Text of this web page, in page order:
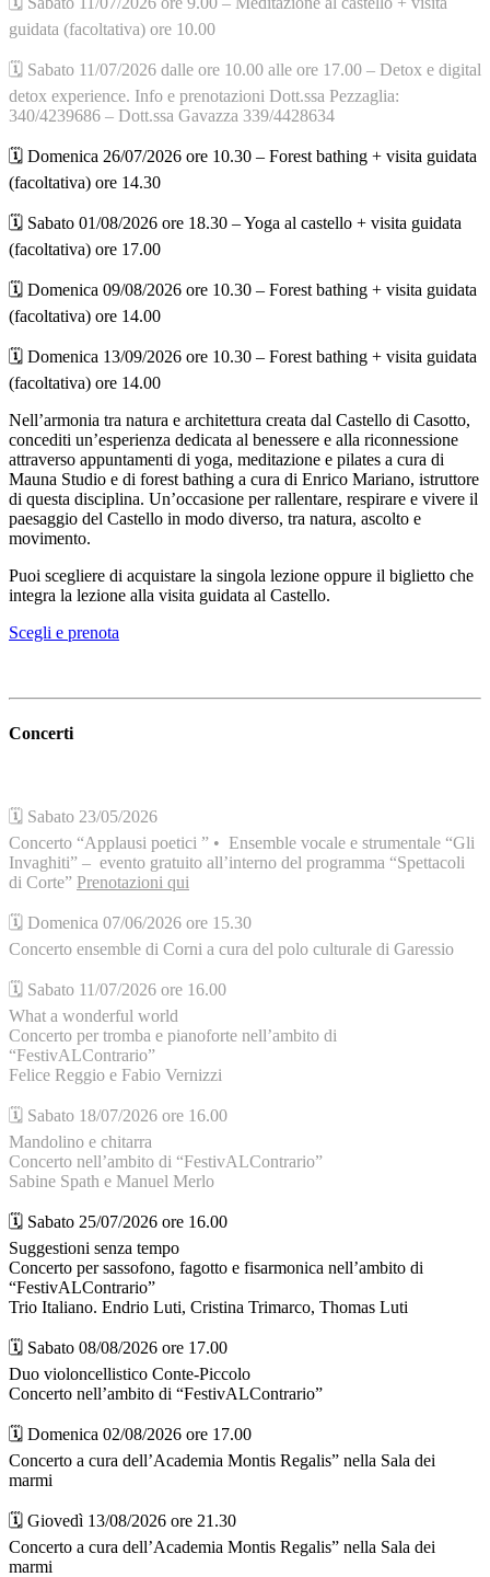
guidata (facoltativa) ore 10.00
🗓️ Sabato 11/07/2026 dalle ore 10.00 alle ore 17.00 – Detox e digital
detox experience. Info e prenotazioni Dott.ssa Pezzaglia:
340/4239686 – Dott.ssa Gavazza 339/4428634
🗓️ Domenica 26/07/2026 ore 10.30 – Forest bathing + visita guidata
(facoltativa) ore 14.30
🗓️ Sabato 01/08/2026 ore 18.30 – Yoga al castello + visita guidata
(facoltativa) ore 17.00
🗓️ Domenica 09/08/2026 ore 10.30 – Forest bathing + visita guidata
(facoltativa) ore 14.00
🗓️ Domenica 13/09/2026 ore 10.30 – Forest bathing + visita guidata
(facoltativa) ore 14.00
Nell’armonia tra natura e architettura creata dal Castello di Casotto,
concediti un’esperienza dedicata al benessere e alla riconnessione
attraverso appuntamenti di yoga, meditazione e pilates a cura di
Mauna Studio e di forest bathing a cura di Enrico Mariano, istruttore
di questa disciplina. Un’occasione per rallentare, respirare e vivere il
paesaggio del Castello in modo diverso, tra natura, ascolto e
movimento.
Puoi scegliere di acquistare la singola lezione oppure il biglietto che
integra la lezione alla visita guidata al Castello.
Scegli e prenota
Concerti
🗓️ Sabato 23/05/2026
Concerto “Applausi poetici ” • Ensemble vocale e strumentale “Gli
Invaghiti” – evento gratuito all’interno del programma “Spettacoli
di Corte” Prenotazioni qui
🗓️ Domenica 07/06/2026 ore 15.30
Concerto ensemble di Corni a cura del polo culturale di Garessio
🗓️ Sabato 11/07/2026 ore 16.00
What a wonderful world
Concerto per tromba e pianoforte nell’ambito di
“FestivALContrario”
Felice Reggio e Fabio Vernizzi
🗓️ Sabato 18/07/2026 ore 16.00
Mandolino e chitarra
Concerto nell’ambito di “FestivALContrario”
Sabine Spath e Manuel Merlo
🗓️ Sabato 25/07/2026 ore 16.00
Suggestioni senza tempo
Concerto per sassofono, fagotto e fisarmonica nell’ambito di
“FestivALContrario”
Trio Italiano. Endrio Luti, Cristina Trimarco, Thomas Luti
🗓️ Sabato 08/08/2026 ore 17.00
Duo violoncellistico Conte-Piccolo
Concerto nell’ambito di “FestivALContrario”
🗓️ Domenica 02/08/2026 ore 17.00
Concerto a cura dell’Academia Montis Regalis” nella Sala dei
marmi
🗓️ Giovedì 13/08/2026 ore 21.30
Concerto a cura dell’Academia Montis Regalis” nella Sala dei
marmi